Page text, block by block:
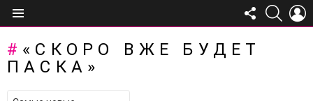
Меню
FOLLOW
US
«СКОРО ВЖЕ БУДЕТ
ПАСКА»